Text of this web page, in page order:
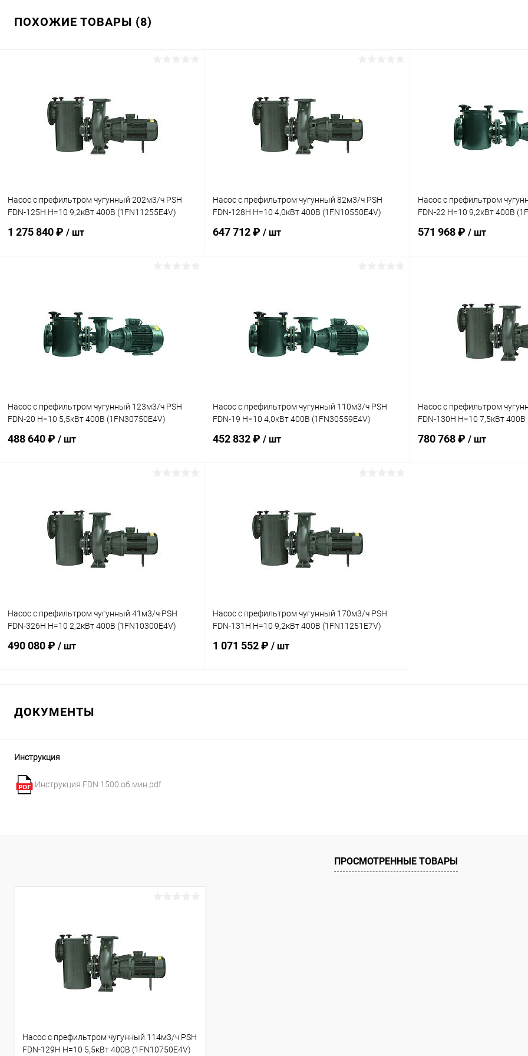
ПОХОЖИЕ ТОВАРЫ (8)
Насос с префильтром чугунный 202м3/ч PSH
FDN-125H H=10 9,2кВт 400В (1FN11255E4V)
1 275 840 ₽ / шт
В избранное
К сравнению Под заказ
Насос с префильтром чугунный 82м3/ч PSH
FDN-128H H=10 4,0кВт 400В (1FN10550E4V)
647 712 ₽ / шт
В избранное
К сравнению Под заказ
Насос с префильтром
FDN-22 H=10 9,2кВт 400В
571 968 ₽ / шт
В избранное
К сравнению
Насос с префильтром чугунный 123м3/ч PSH
FDN-20 H=10 5,5кВт 400В (1FN30750E4V)
488 640 ₽ / шт
В избранное
К сравнению Под заказ
Насос с префильтром чугунный 110м3/ч PSH
FDN-19 H=10 4,0кВт 400В (1FN30559E4V)
452 832 ₽ / шт
В избранное
К сравнению Под заказ
Насос с префильтром
FDN-130H H=10 7,5кВт
780 768 ₽ / шт
Насос с префильтром чугунный 41м3/ч PSH
FDN-326H H=10 2,2кВт 400В (1FN10300E4V)
490 080 ₽ / шт
Насос с префильтром чугунный 170м3/ч PSH
FDN-131H H=10 9,2кВт 400В (1FN11251E7V)
1 071 552 ₽ / шт
ДОКУМЕНТЫ
Инструкция
Инструкция FDN 1500 об мин.pdf
ПРОСМОТРЕННЫЕ ТОВАРЫ
Насос с префильтром чугунный 114м3/ч PSH
FDN-129H H=10 5,5кВт 400В (1FN10750E4V)